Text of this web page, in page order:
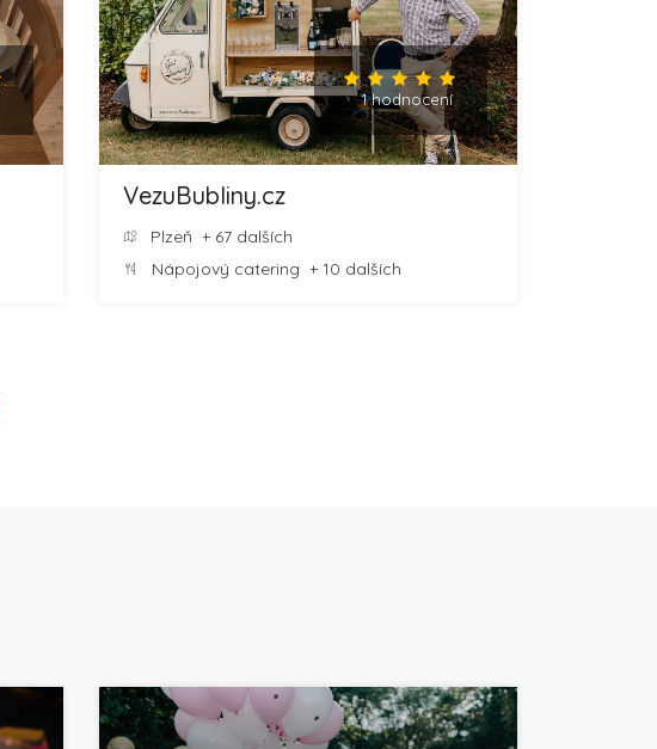
1 hodnocení
VezuBubliny.cz
Plzeň + 67 dalších
Nápojový catering + 10 dalších